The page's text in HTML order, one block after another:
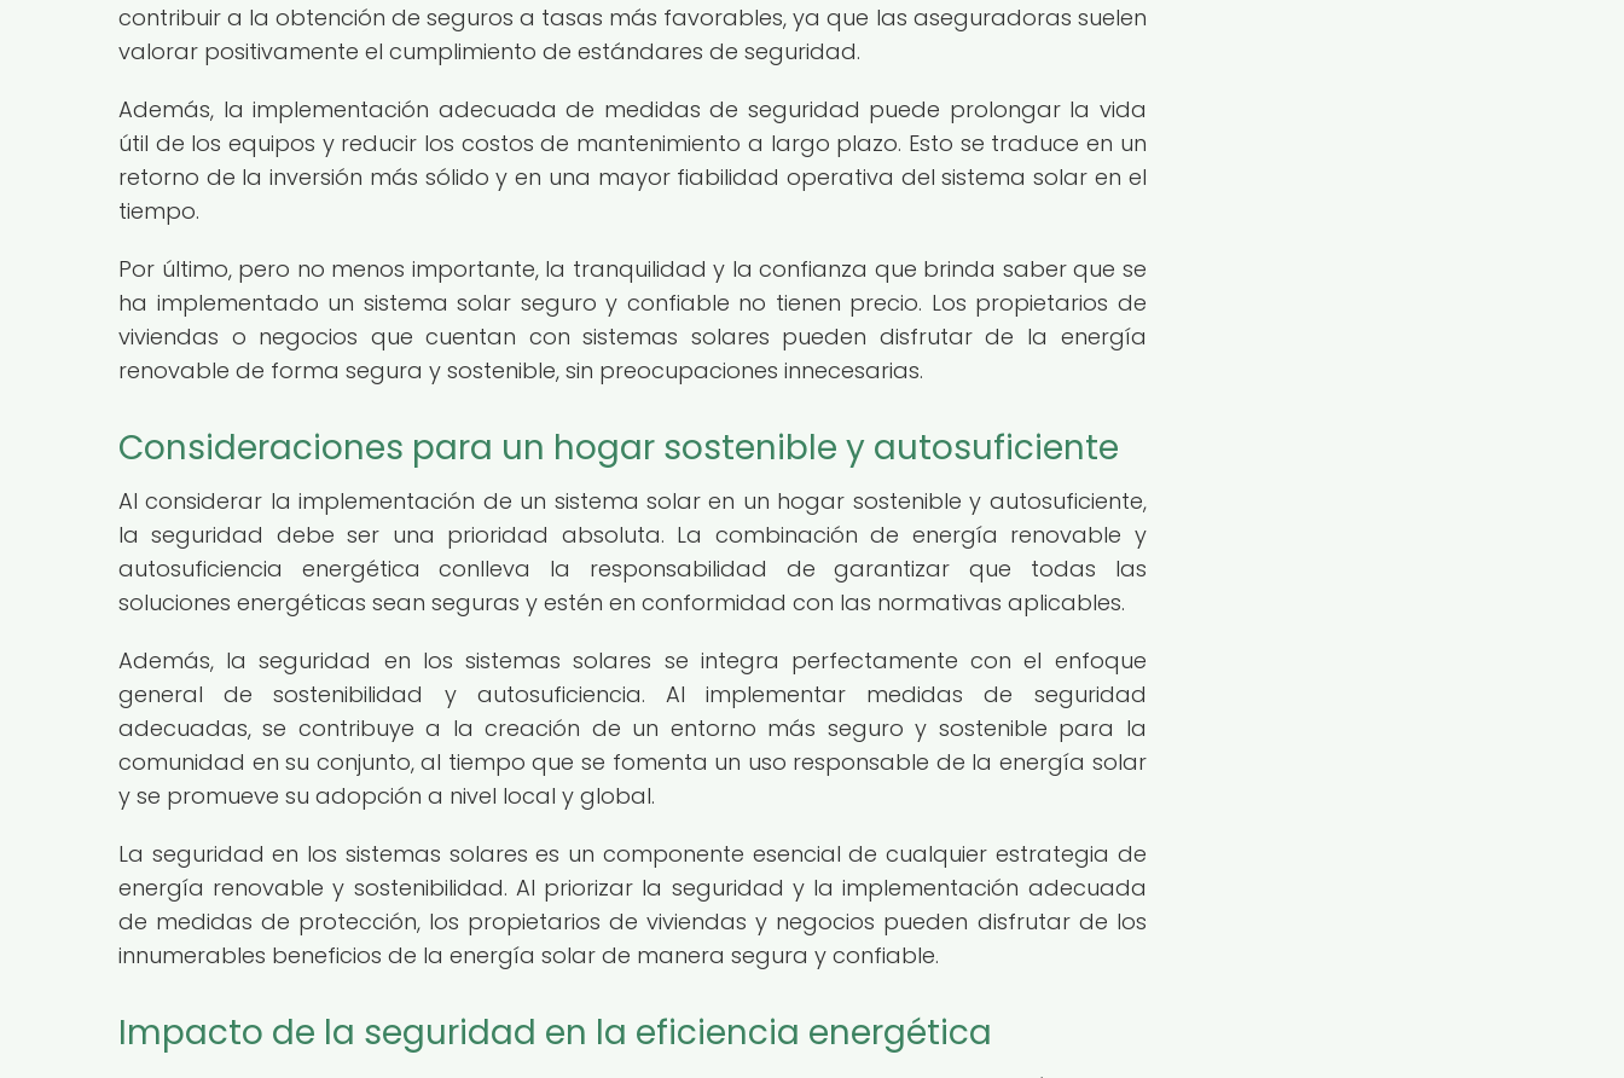
contribuir a la obtención de seguros a tasas más favorables, ya que las aseguradoras suelen
valorar positivamente el cumplimiento de estándares de seguridad.
Además, la implementación adecuada de medidas de seguridad puede prolongar la vida
útil de los equipos y reducir los costos de mantenimiento a largo plazo. Esto se traduce en un
retorno de la inversión más sólido y en una mayor fiabilidad operativa del sistema solar en el
tiempo.
Por último, pero no menos importante, la tranquilidad y la confianza que brinda saber que se
ha implementado un sistema solar seguro y confiable no tienen precio. Los propietarios de
viviendas o negocios que cuentan con sistemas solares pueden disfrutar de la energía
renovable de forma segura y sostenible, sin preocupaciones innecesarias.
Consideraciones para un hogar sostenible y autosuficiente
Al considerar la implementación de un sistema solar en un hogar sostenible y autosuficiente,
la seguridad debe ser una prioridad absoluta. La combinación de energía renovable y
autosuficiencia energética conlleva la responsabilidad de garantizar que todas las
soluciones energéticas sean seguras y estén en conformidad con las normativas aplicables.
Además, la seguridad en los sistemas solares se integra perfectamente con el enfoque
general de sostenibilidad y autosuficiencia. Al implementar medidas de seguridad
adecuadas, se contribuye a la creación de un entorno más seguro y sostenible para la
comunidad en su conjunto, al tiempo que se fomenta un uso responsable de la energía solar
y se promueve su adopción a nivel local y global.
La seguridad en los sistemas solares es un componente esencial de cualquier estrategia de
energía renovable y sostenibilidad. Al priorizar la seguridad y la implementación adecuada
de medidas de protección, los propietarios de viviendas y negocios pueden disfrutar de los
innumerables beneficios de la energía solar de manera segura y confiable.
Impacto de la seguridad en la eficiencia energética